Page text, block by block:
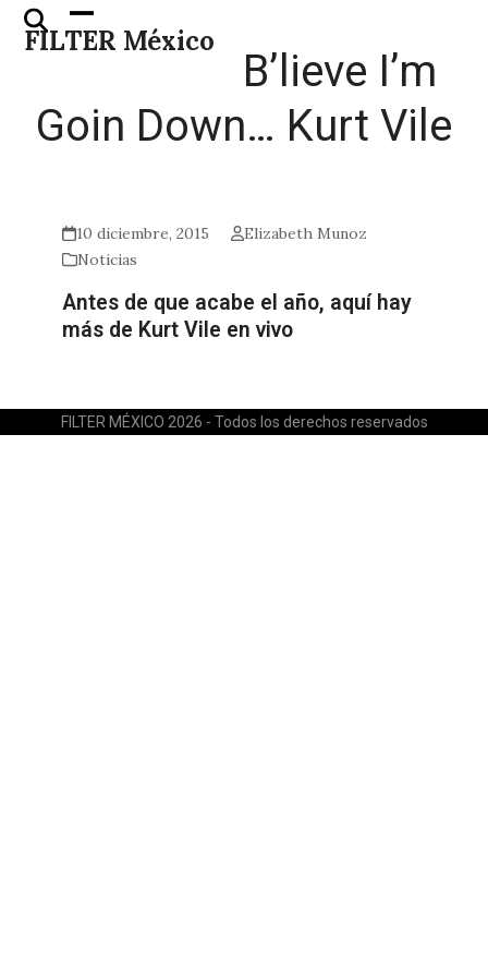
Skip
FILTER México
Open
mobile
Close
mobile
B’lieve I’m
Goin Down… Kurt Vile
10 diciembre, 2015
Elizabeth Munoz
Noticias
Antes de que acabe el año, aquí hay
más de Kurt Vile en vivo
FILTER MÉXICO 2026 - Todos los derechos reservados